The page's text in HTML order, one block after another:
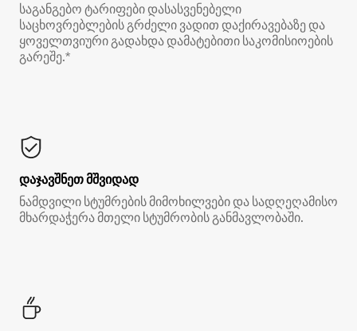
საგანგებო ტარიფები დასასვენებელი
საცხოვრებლების გრძელი ვადით დაქირავებაზე და
ყოველთვიური გადახდა დამატებითი საკომისიოების
გარეშე.*
დაჯავშნეთ მშვიდად
ნამდვილი სტუმრების მიმოხილვები და სადღეღამისო
მხარდაჭერა მთელი სტუმრობის განმავლობაში.